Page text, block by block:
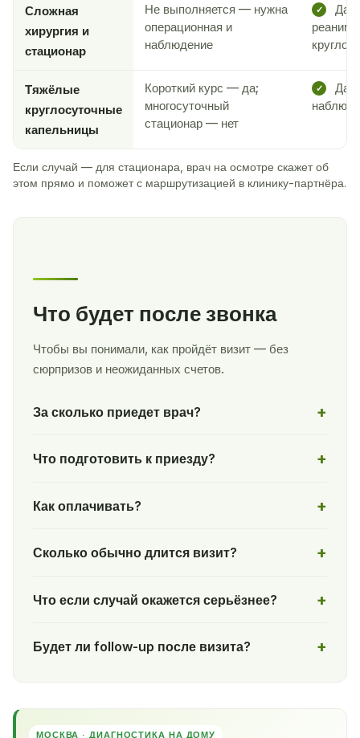
Сложная
хирургия и
стационар
Не выполняется — нужна
операционная и
наблюдение
✓
Да
Тяжёлые
круглосуточные
капельницы
Короткий курс — да;
многосуточный
стационар — нет
✓
Да
Если случай — для стационара, врач на осмотре скажет об
этом прямо и поможет с маршрутизацией в клинику-партнёра.
Что будет после звонка
Чтобы вы понимали, как пройдёт визит — без
сюрпризов и неожиданных счетов.
За сколько приедет врач?
Что подготовить к приезду?
Как оплачивать?
Сколько обычно длится визит?
Что если случай окажется серьёзнее?
Будет ли follow-up после визита?
МОСКВА · ДИАГНОСТИКА НА ДОМУ